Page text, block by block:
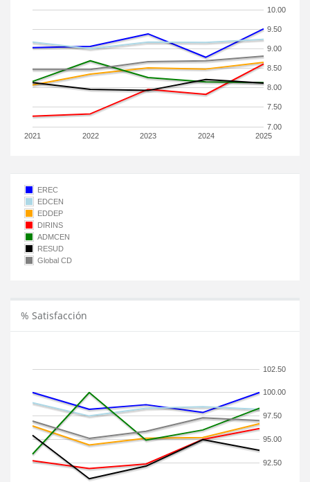
2021 2022 2023 2024 2025
7.00
7.50
8.00
8.50
9.00
9.50
10.00
EREC
EDCEN
EDDEP
DIRINS
ADMCEN
RESUD
Global CD
% Satisfacción
92.50
95.00
97.50
100.00
102.50